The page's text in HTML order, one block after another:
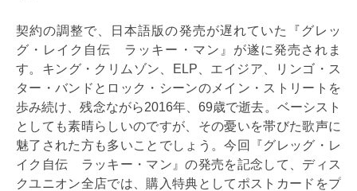
契約の調整で、日本語版の発売が遅れていた『グレッ
グ・レイク自伝 ラッキー・マン』が遂に発売されま
す。キング・クリムゾン、ELP、エイジア、リンゴ・ス
ター・バンドとロック・シーンのメイン・ストリートを
歩み続け、残念ながら2016年、69歳で逝去。ベーシスト
としても素晴らしいのですが、その憂いを帯びた歌声に
魅了された方も多いことでしょう。今回『グレッグ・レ
イク自伝 ラッキー・マン』の発売を記念して、ディス
クユニオン全店では、購入特典としてポストカードをプ